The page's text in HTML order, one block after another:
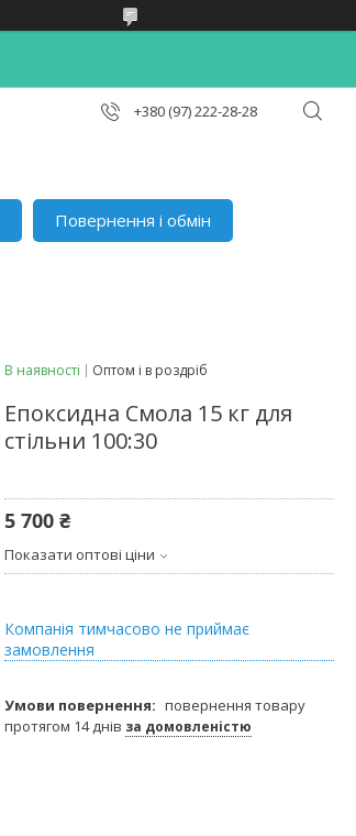
+380 (97) 222-28-28
Повернення і обмін
В наявності Оптом і в роздріб
Епоксидна Смола 15 кг для
стільни 100:30
5 700 ₴
Показати оптові ціни
Компанія тимчасово не приймає
замовлення
повернення товару
протягом 14 днів за домовленістю